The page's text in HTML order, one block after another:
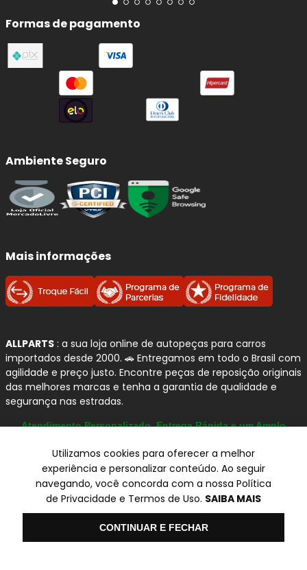
Formas de pagamento
Ambiente Seguro
Mais informações
ALLPARTS : a sua loja online de autopeças para carros
importados desde 2000. 🚗 Entregamos em todo o Brasil com
agilidade e preço justo. Encontre peças de reposição originais
das melhores marcas e tenha a garantia de qualidade e
segurança nas estradas.
Atendimento Personalizado, Entrega Rápida e um Amplo
© Copyright 2000-2026
ALLPARTS Com. de Peças Automotivas Ltda.
CNPJ 03.724.695/0001-42 - Av. Avelino Capellato, 450 - Santa
Claudina - Vinhedo/SP - CEP 13284-480.
Utilizamos cookies para oferecer a melhor
experiência e personalizar conteúdo. Ao seguir
navegando, você concorda com a nossa Política
de Privacidade e Termos de Uso. SAIBA MAIS
CONTINUAR E FECHAR